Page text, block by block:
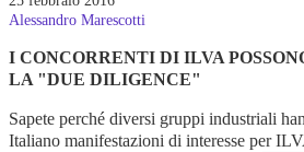
Alessandro Marescotti
I CONCORRENTI DI ILVA
LA "DUE DILIGENCE"
Sapete perché diversi gruppi industriali
Italiano manifestazioni di interesse per